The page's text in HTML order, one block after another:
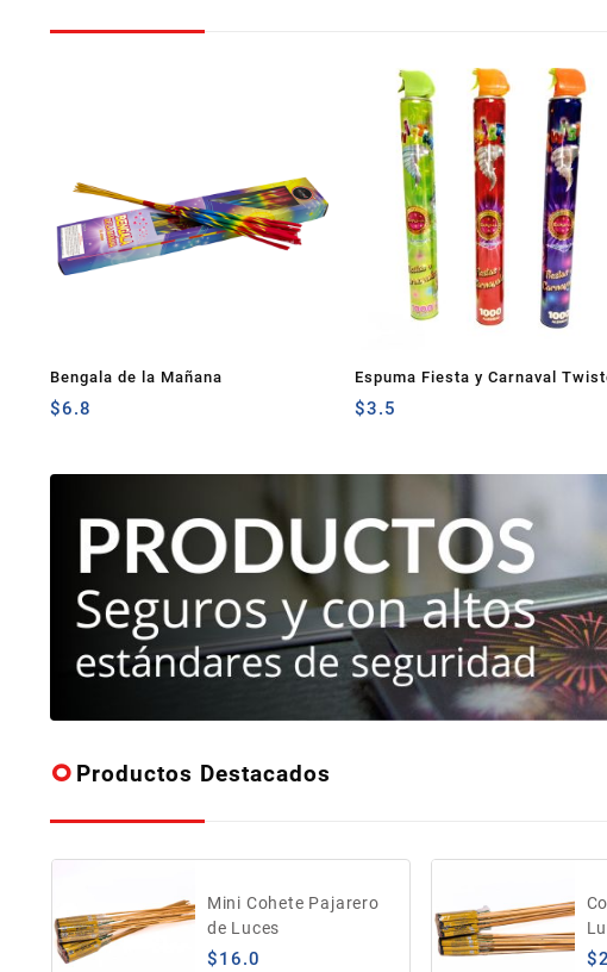
Bengala de la Mañana
$6.8
Espuma Fiesta y Carnaval
$3.5
Productos Destacados
Mini Cohete Pajarero
de Luces
$16.0 $